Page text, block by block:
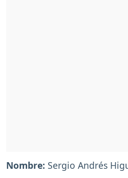
Nombre: Sergio Andrés